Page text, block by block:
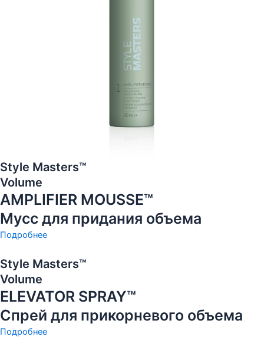
Style Masters™
Volume
AMPLIFIER MOUSSE™
Мусс для придания объема
Подробнее
Style Masters™
Volume
ELEVATOR SPRAY™
Спрей для прикорневого объема
Подробнее